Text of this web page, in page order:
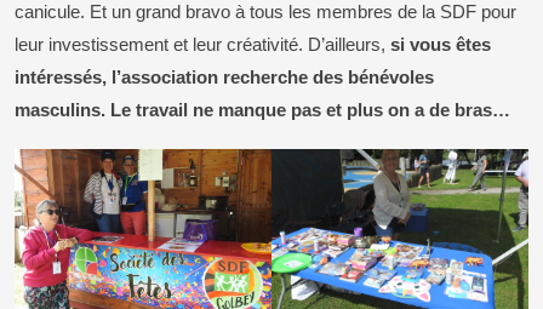
canicule. Et un grand bravo à tous les membres de la SDF pour
leur investissement et leur créativité. D’ailleurs, si vous êtes
intéressés, l’association recherche des bénévoles
masculins. Le travail ne manque pas et plus on a de bras…